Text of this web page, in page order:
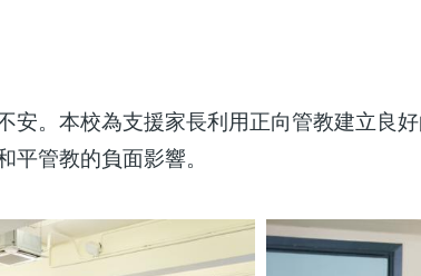
。本校為支援家長利用正向管教建立良
管教的負面影響。